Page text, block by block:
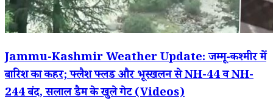
Jammu-Kashmir Weather Update: जम्मू-कश्मीर में
बारिश का कहर; फ्लैश फ्लड और भूस्खलन से NH-44 व NH-
244 बंद, सलाल डैम के खुले गेट (Videos)